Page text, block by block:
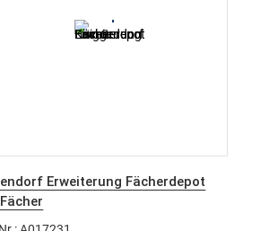
Erweiterung Fächerdepot